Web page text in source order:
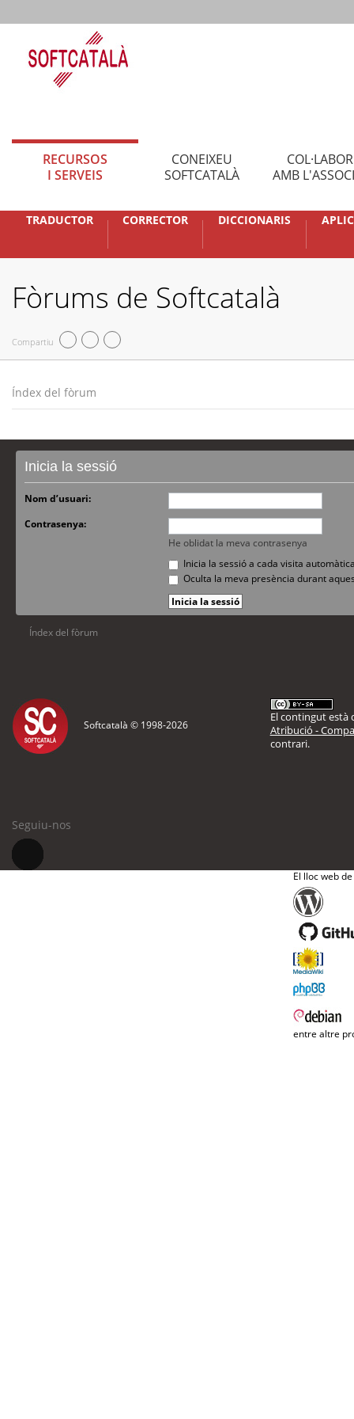
RECURSOS
I SERVEIS
CONEIXEU
SOFTCATALÀ
AMB
TRADUCTOR CORRECTOR DICCIONARIS
Fòrums de Softcatalà
Compartiu
Índex del fòrum
Inicia la sessió
Nom d’usuari:
Contrasenya:
He oblidat la meva contrasenya
Inicia la sessió a cada visita
Oculta la meva presència durant
Índex del fòrum
Softcatalà © 1998-2026
El contingut està
Atribució -
contrari.
Seguiu-nos
El lloc web
entre altre